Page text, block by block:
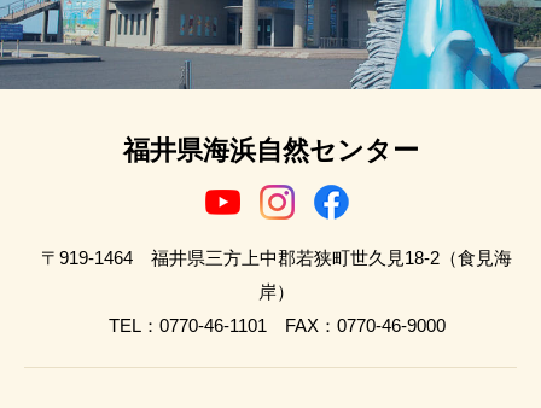
福井県海浜自然センター
〒919-1464 福井県三方上中郡若狭町世久見18-2（食見海
岸）
TEL：0770-46-1101 FAX：0770-46-9000